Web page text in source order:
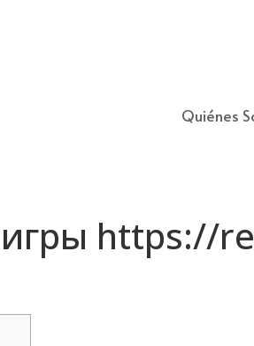
Quiénes
https://